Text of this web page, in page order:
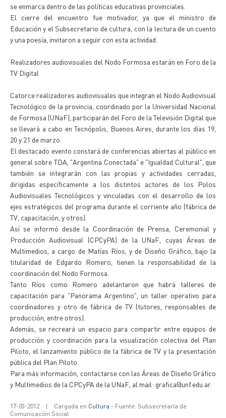
se enmarca dentro de las políticas educativas provinciales.
El cierre del encuentro fue motivador, ya que el ministro de
Educación y el Subsecretario de cultura, con la lectura de un cuento
y una poesía, invitaron a seguir con esta actividad.
Realizadores audiovisuales del Nodo Formosa estarán en Foro de la
TV Digital
Catorce realizadores audiovisuales que integran el Nodo Audiovisual
Tecnológico de la provincia, coordinado por la Universidad Nacional
de Formosa (UNaF), participarán del Foro de la Televisión Digital que
se llevará a cabo en Tecnópolis, Buenos Aires, durante los días 19,
20 y 21 de marzo.
El destacado evento constará de conferencias abiertas al público en
general sobre TDA, "Argentina Conectada" e "Igualdad Cultural", que
también se integrarán con las propias y actividades cerradas,
dirigidas específicamente a los distintos actores de los Polos
Audiovisuales Tecnológicos y vinculadas con el desarrollo de los
ejes estratégicos del programa durante el corriente año (fábrica de
TV, capacitación, y otros).
Así se informó desde la Coordinación de Prensa, Ceremonial y
Producción Audiovisual (CPCyPA) de la UNaF, cuyas Áreas de
Multimedios, a cargo de Matías Ríos, y de Diseño Gráfico, bajo la
titularidad de Edgardo Romero, tienen la responsabilidad de la
coordinación del Nodo Formosa.
Tanto Ríos como Romero adelantaron que habrá talleres de
capacitación para "Panorama Argentino", un taller operativo para
coordinadores y otro de fábrica de TV (tutores, responsables de
producción, entre otros).
Además, se recreará un espacio para compartir entre equipos de
producción y coordinación para la visualización colectiva del Plan
Piloto, el lanzamiento público de la fábrica de TV y la presentación
pública del Plan Piloto.
Para más información, contactarse con las Áreas de Diseño Gráfico
y Multimedios de la CPCyPA de la UNaF, al mail: grafica@unf.edu.ar.
17-03-2012 | Cargada en Cultura - Fuente: Subsecretaría de
Comunicación Social